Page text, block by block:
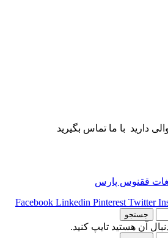
دارید با ما تماس بگیرید
ققنوس پارس
Facebook Linkedin Pinterest Twitter
جستجو
آن هستید تایپ کنید.